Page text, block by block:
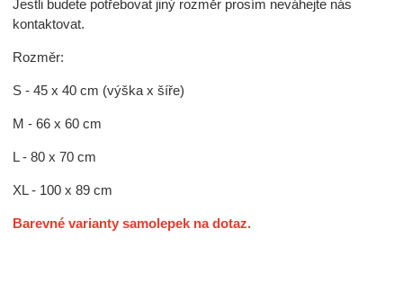
Jestli budete potřebovat jiný rozměr prosím neváhejte nás
kontaktovat.
Rozměr:
S - 45 x 40 cm (výška x šíře)
M - 66 x 60 cm
L - 80 x 70 cm
XL - 100 x 89 cm
Barevné varianty samolepek na dotaz.